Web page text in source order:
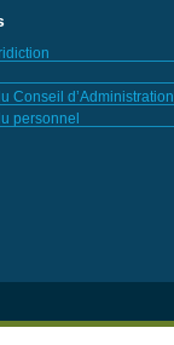
Conseil d’Administration
personnel